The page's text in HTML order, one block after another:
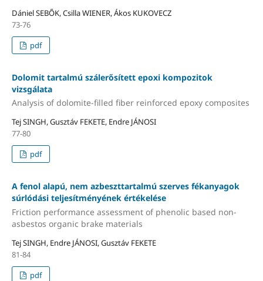
Dániel SEBŐK, Csilla WIENER, Ákos KUKOVECZ
73-76
pdf
Dolomit tartalmú szálerősített epoxi kompozitok
vizsgálata
Analysis of dolomite-filled fiber reinforced epoxy composites
Tej SINGH, Gusztáv FEKETE, Endre JÁNOSI
77-80
pdf
A fenol alapú, nem azbeszttartalmú szerves fékanyagok
súrlódási teljesítményének értékelése
Friction performance assessment of phenolic based non-
asbestos organic brake materials
Tej SINGH, Endre JÁNOSI, Gusztáv FEKETE
81-84
pdf